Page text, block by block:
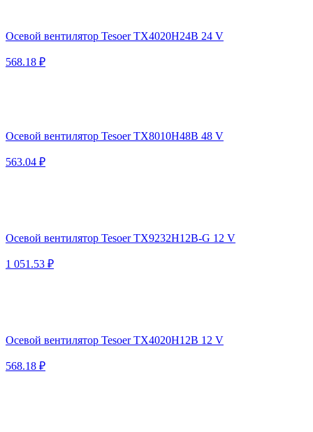
Осевой вентилятор Tesoer TX4020H24B 24 V
568.18 ₽
Осевой вентилятор Tesoer TX8010H48B 48 V
563.04 ₽
Осевой вентилятор Tesoer TX9232H12B-G 12 V
1 051.53 ₽
Осевой вентилятор Tesoer TX4020H12B 12 V
568.18 ₽